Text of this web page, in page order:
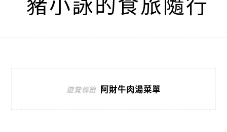
遊覽標籤 阿財牛肉湯菜單